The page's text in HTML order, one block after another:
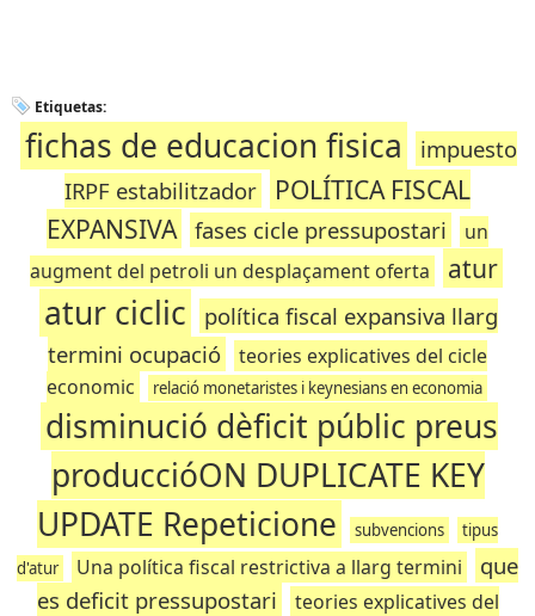
Etiquetas:
fichas de educacion fisica
impuesto
IRPF estabilitzador
POLÍTICA FISCAL
EXPANSIVA fases cicle pressupostari
un
augment del petroli un desplaçament oferta
atur
atur ciclic
política fiscal expansiva llarg
termini ocupació
teories explicatives del cicle
economic
relació monetaristes i keynesians en economia
disminució dèficit públic preus
produccióON DUPLICATE KEY
UPDATE Repeticione
subvencions
tipus
d'atur
Una política fiscal restrictiva a llarg termini
que
es deficit pressupostari
teories explicatives del